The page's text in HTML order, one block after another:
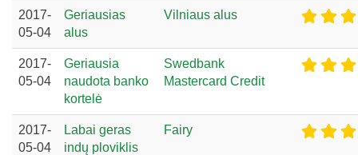
2017-
05-04
Geriausias
alus
Vilniaus alus
2017-
05-04
Geriausia
naudota banko
kortelė
Swedbank
Mastercard Credit
2017-
05-04
Labai geras
indų ploviklis
Fairy